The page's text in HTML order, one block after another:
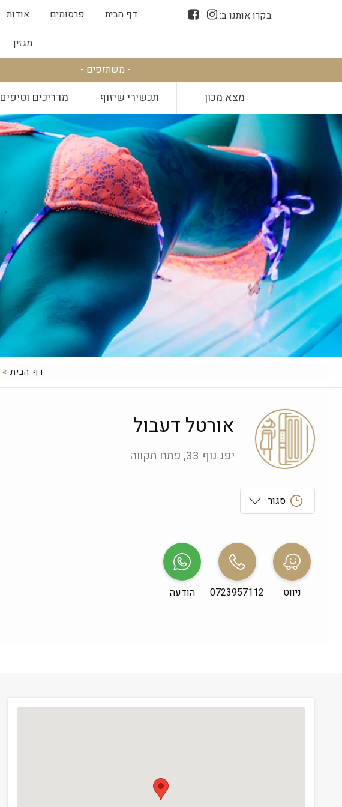
בקרו אותנו ב: דף הבית פרסומים אודות
מגזין
- משתזפים -
מצא מכון תכשירי שיזוף מדריכים וטיפים
דף הבית »
אורטל דעבול
יפנ נוף 33, פתח תקווה
סגור
שני
09:00-19:00
שלישי
רביעי
ניווט 0723957112 הודעה